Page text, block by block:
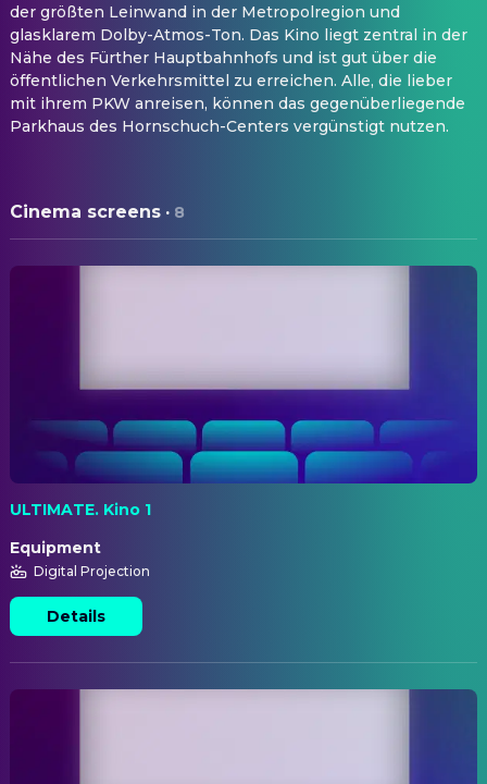
der größten Leinwand in der Metropolregion und
glasklarem Dolby-Atmos-Ton. Das Kino liegt zentral in der
Nähe des Fürther Hauptbahnhofs und ist gut über die
öffentlichen Verkehrsmittel zu erreichen. Alle, die lieber
mit ihrem PKW anreisen, können das gegenüberliegende
Parkhaus des Hornschuch-Centers vergünstigt nutzen.
Cinema screens · 8
ULTIMATE. Kino 1
Equipment
Digital Projection
Details